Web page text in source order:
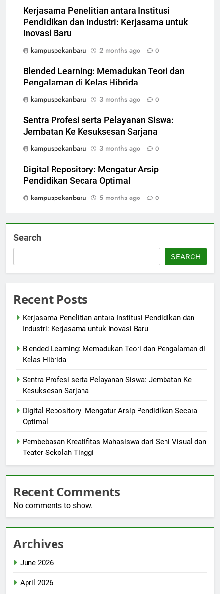
Kerjasama Penelitian antara Institusi
Pendidikan dan Industri: Kerjasama untuk
Inovasi Baru
kampuspekanbaru
2 months ago 0
Blended Learning: Memadukan Teori dan
Pengalaman di Kelas Hibrida
kampuspekanbaru
3 months ago 0
Sentra Profesi serta Pelayanan Siswa:
Jembatan Ke Kesuksesan Sarjana
kampuspekanbaru
3 months ago 0
Digital Repository: Mengatur Arsip
Pendidikan Secara Optimal
kampuspekanbaru
5 months ago 0
Search
SEARCH
Recent Posts
Kerjasama Penelitian antara Institusi Pendidikan dan
Industri: Kerjasama untuk Inovasi Baru
Blended Learning: Memadukan Teori dan Pengalaman di
Kelas Hibrida
Sentra Profesi serta Pelayanan Siswa: Jembatan Ke
Kesuksesan Sarjana
Digital Repository: Mengatur Arsip Pendidikan Secara
Optimal
Pembebasan Kreatifitas Mahasiswa dari Seni Visual dan
Teater Sekolah Tinggi
Recent Comments
No comments to show.
Archives
June 2026
April 2026